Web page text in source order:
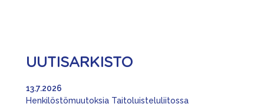
UUTISARKISTO
Henkilöstömuutoksia Taitoluisteluliitossa
13.7.2026